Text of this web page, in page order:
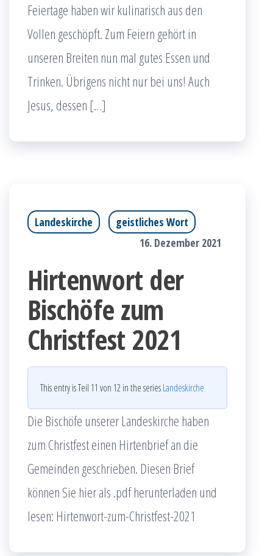
Feiertage haben wir kulinarisch aus den
Vollen geschöpft. Zum Feiern gehört in
unseren Breiten nun mal gutes Essen und
Trinken. Übrigens nicht nur bei uns! Auch
Jesus, dessen […]
Landeskirche
geistliches Wort
16. Dezember 2021
Hirtenwort der
Bischöfe zum
Christfest 2021
This entry is Teil 11 von 12 in the seriesLandeskirche
Die Bischöfe unserer Landeskirche haben
zum Christfest einen Hirtenbrief an die
Gemeinden geschrieben. Diesen Brief
können Sie hier als .pdf herunterladen und
lesen: Hirtenwort-zum-Christfest-2021